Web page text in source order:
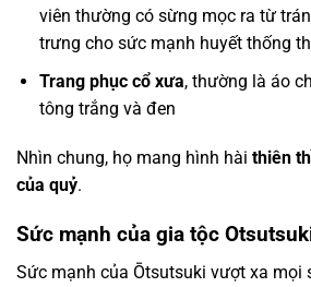
viên thường có sừng mọc ra từ
trưng cho sức mạnh huyết thống
Trang phục cổ xưa, thường là áo
tông trắng và đen
Nhìn chung, họ mang hình hài thiên
của quỷ.
Sức mạnh của gia tộc
Sức mạnh của Ōtsutsuki vượt xa mọi